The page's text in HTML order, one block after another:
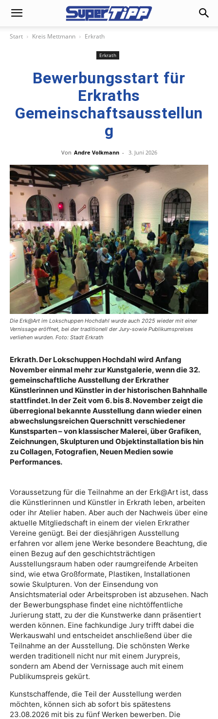
Start Kreis Mettmann Erkrath
Erkrath
Bewerbungsstart für
Erkraths
Gemeinschaftsausstellun
g
Von Andre Volkmann - 3. Juni 2026
Die Erk@Art im Lokschuppen Hochdahl wurde auch 2025 wieder mit einer
Vernissage eröffnet, bei der traditionell der Jury-sowie Publikumspreises
verliehen wurden. Foto: Stadt Erkrath
Erkrath. Der Lokschuppen Hochdahl wird Anfang
November einmal mehr zur Kunstgalerie, wenn die 32.
gemeinschaftliche Ausstellung der Erkrather
Künstlerinnen und Künstler in der historischen Bahnhalle
stattfindet. In der Zeit vom 6. bis 8. November zeigt die
überregional bekannte Ausstellung dann wieder einen
abwechslungsreichen Querschnitt verschiedener
Kunstsparten – von klassischer Malerei, über Grafiken,
Zeichnungen, Skulpturen und Objektinstallation bis hin
zu Collagen, Fotografien, Neuen Medien sowie
Performances.
Voraussetzung für die Teilnahme an der Erk@Art ist, dass
die Künstlerinnen und Künstler in Erkrath leben, arbeiten
oder ihr Atelier haben. Aber auch der Nachweis über eine
aktuelle Mitgliedschaft in einem der vielen Erkrather
Vereine genügt. Bei der diesjährigen Ausstellung
erfahren vor allem jene Werke besondere Beachtung, die
einen Bezug auf den geschichtsträchtigen
Ausstellungsraum haben oder raumgreifende Arbeiten
sind, wie etwa Großformate, Plastiken, Installationen
sowie Skulpturen. Von der Einsendung von
Ansichtsmaterial oder Arbeitsproben ist abzusehen. Nach
der Bewerbungsphase findet eine nichtöffentliche
Jurierung statt, zu der die Kunstwerke dann präsentiert
werden können. Eine fachkundige Jury trifft dabei die
Werkauswahl und entscheidet anschließend über die
Teilnahme an der Ausstellung. Die schönsten Werke
werden traditionell nicht nur mit einem Jurypreis,
sondern am Abend der Vernissage auch mit einem
Publikumspreis gekürt.
Kunstschaffende, die Teil der Ausstellung werden
möchten, können sich ab sofort bis spätestens
23.08.2026 mit bis zu fünf Werken bewerben. Die